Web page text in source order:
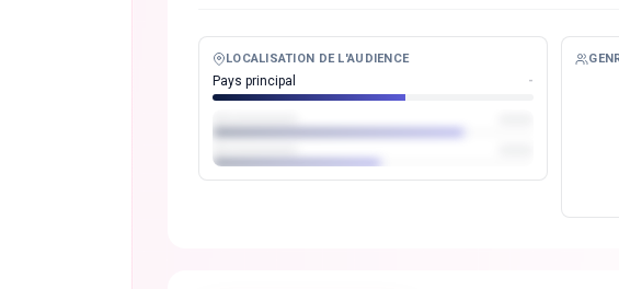
LOCALISATION DE L'AUDIENCE
Pays principal -